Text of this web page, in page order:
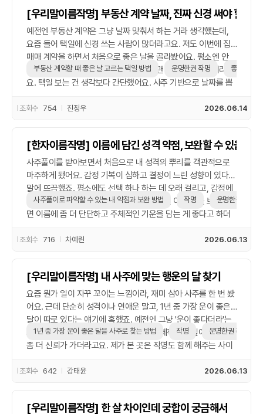
보는 게 마음 편한 것 같아요. 그래도 신생아 작명이나 이름 풀이
궁금한 분들한테는 한 번쯤 써볼 만한 서비스긴 했어요. 저처럼
궁합까지 봐버리면, 마음 복잡해지는 날 올 수 있으니 조심하시길
요!
[우리말이름작명] 부동산 계약 날짜, 진짜 신경 써야 할까?
예전엔 부동산 계약은 그냥 날짜 맞춰서 하는 거라 생각했는데,
요즘 들어 택일에 신경 쓰는 사람이 많더라고요. 저도 이번에 집
매매 계약을 하면서 처음으로 좋은 날을 골라봤어요. 평소엔 안
믿었는데, 큰돈이 오가는 일이라 그런지 괜히 조심하게 되더라고
요. 택일 보는 건 생각보다 간단했어요. 사주 기반으로 날짜를 뽑
았던 기억이 있어서 거기서 다시 알아봤어요. 원하는 날짜 범위를
는데, 계약 당일 흐름도 설명해줘서 참고하기 좋았고요. 물론 이
게 과학은 아니지만, 마음이 놓이더라고요. 그날 계약도 매끄럽게
잘 끝나서 괜히 뿌듯했어요. 개인적으로는 신생아 작명처럼 이름
짓기나 계약일 고르기 같은 건 운도 중요하다고 생각해요. 고민되
면 전문가 도움 받아서 체크해보는 것도 나쁘지 않아요.
부동산 계약할 때 좋은 날 고르는 택일 방법 운명한권 작명 좋은 이름
조회수 754 진정우 2026.06.14
[한자이름작명] 이름에 담긴 성격 약점, 보완할 수 있을까?
사주풀이를 받아보면서 처음으로 내 성격의 뿌리를 객관적으로
마주하게 됐어요. 감정 기복이 심하고 결정이 느린 성향이 있다는
말에 뜨끔했죠. 평소에도 선택 하나 하는 데 오래 걸리고, 감정에
치우쳐 후회한 적이 많거든요. 흥미로웠던 건 이 약점을 보완하려
면 이름에 좀 더 단단하고 주체적인 기운을 담는 게 좋다고 하더
같이 받아봤어요. 실제로 좋은 이름 추천도 받았는데, 기운이 보
사람을 다시 정리하고 중심을 잡는 계기는 된 것 같아요. 사주풀
이로 파악한 내 약점을 인정하고, 그걸 이름이나 태도로 보완하려
는 시도 자체가 꽤 의미 있었고요. 요즘은 중요한 결정 앞에 예전
처럼 망설이기보다, ‘내가 어떤 성향인지’ 먼저 떠올리게 돼서 덜
흔들리는 느낌이에요. 신생아 작명이나 개명 고민하는 분들도, 단
순히 예쁜 이름보단 성향과 기운을 함께 고려하면 더 좋은 방향을
사주풀이로 파악할 수 있는 내 약점과 보완 방법 작명 운명한권 작명
조회수 716 차예린 2026.06.13
[우리말이름작명] 내 사주에 맞는 행운의 달 찾기
요즘 뭔가 일이 자꾸 꼬이는 느낌이라, 재미 삼아 사주를 한 번 봤
어요. 근데 단순히 성격이나 연애운 말고, 1년 중 가장 운이 좋은
달이 따로 있다는 얘기에 혹했죠. 예전엔 그냥 '운이 좋다더라'는
느낌으로만 받아들였는데, 사주풀이로 구체적으로 짚어주니까
좀 더 신뢰가 가더라고요. 제가 본 곳은 작명도 함께 해주는 사이
년월일 기준으로 월별 운 흐름을 알려주고, 특히 재물운이나 계약
싶더라고요. 신기했던 건, 예전에 일이 잘 풀렸던 달이랑 겹친다
1년 중 가장 운이 좋은 달을 사주로 찾는 방법 작명 운명한권 작명
조회수 642 강태윤 2026.06.13
[우리말이름작명] 한 살 차이인데 궁합이 궁금해서